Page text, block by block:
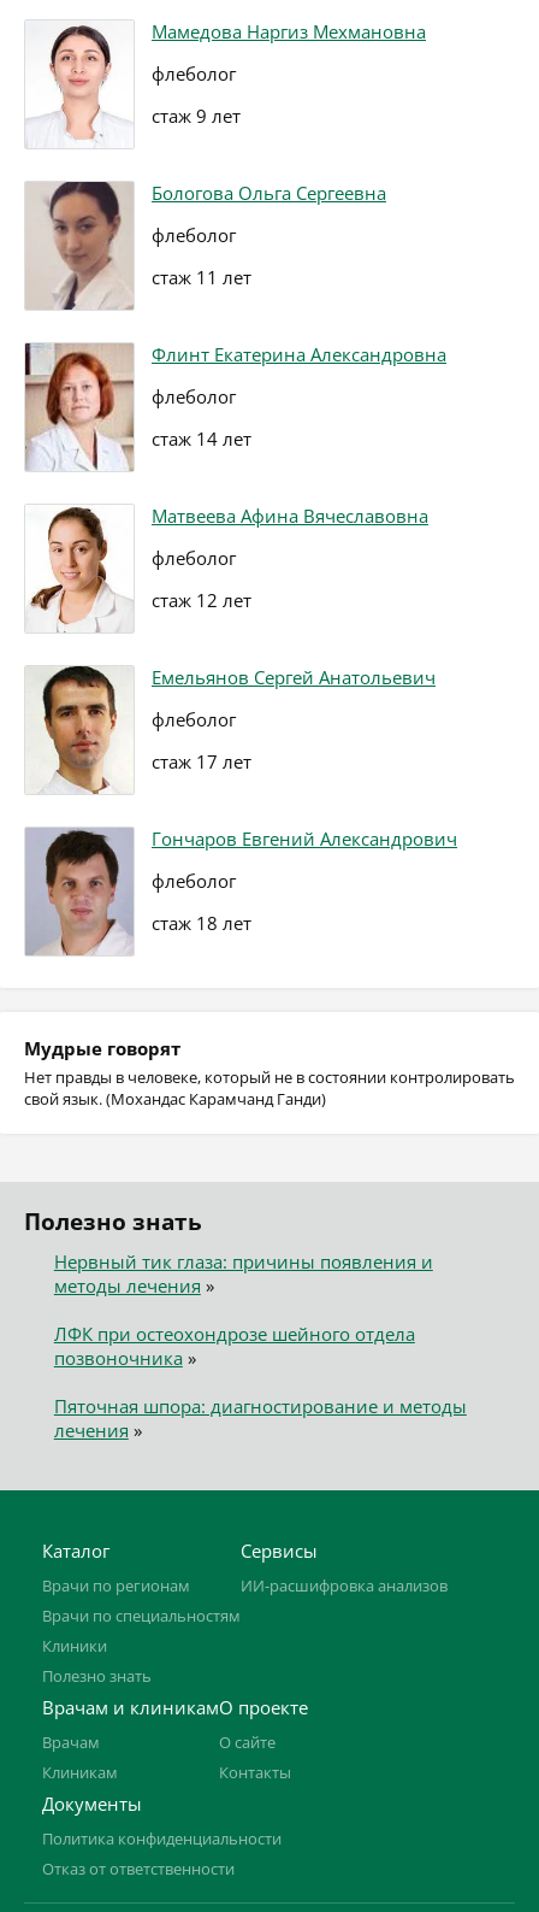
Мамедова Наргиз Мехмановна
флеболог
стаж 9 лет
Бологова Ольга Сергеевна
флеболог
стаж 11 лет
Флинт Екатерина Александровна
флеболог
стаж 14 лет
Матвеева Афина Вячеславовна
флеболог
стаж 12 лет
Емельянов Сергей Анатольевич
флеболог
стаж 17 лет
Гончаров Евгений Александрович
флеболог
стаж 18 лет
Мудрые говорят
Нет правды в человеке, который не в состоянии контролировать
свой язык. (Мохандас Карамчанд Ганди)
Полезно знать
Нервный тик глаза: причины появления и
методы лечения »
ЛФК при остеохондрозе шейного отдела
позвоночника»
Пяточная шпора: диагностирование и методы
лечения »
Каталог
Врачи по регионам
Врачи по специальностям
Клиники
Полезно знать
Сервисы
ИИ-расшифровка анализов
Врачам и клиникам
Врачам
Клиникам
О проекте
О сайте
Контакты
Документы
Политика конфиденциальности
Отказ от ответственности